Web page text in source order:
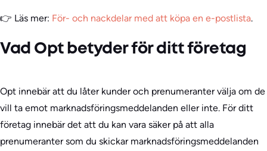
👉 Läs mer: För- och nackdelar med att köpa en e-postlista.
Vad Opt betyder för ditt företag
Opt innebär att du låter kunder och prenumeranter välja om de
vill ta emot marknadsföringsmeddelanden eller inte. För ditt
företag innebär det att du kan vara säker på att alla
prenumeranter som du skickar marknadsföringsmeddelanden